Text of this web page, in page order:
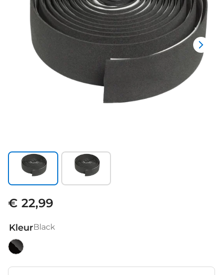
€ 22,99
KleurBlack